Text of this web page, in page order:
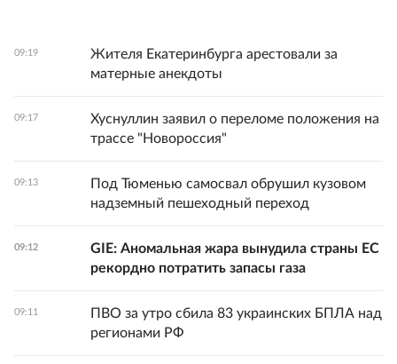
09:19
Жителя Екатеринбурга арестовали за
матерные анекдоты
09:17
Хуснуллин заявил о переломе положения на
трассе "Новороссия"
09:13
Под Тюменью самосвал обрушил кузовом
надземный пешеходный переход
09:12
GIE: Аномальная жара вынудила страны ЕС
рекордно потратить запасы газа
09:11
ПВО за утро сбила 83 украинских БПЛА над
регионами РФ